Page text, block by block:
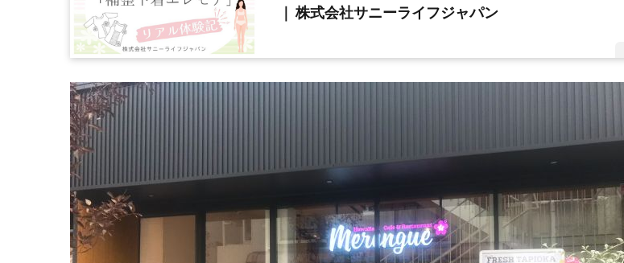
｜ 株式会社サニーライフジャパン